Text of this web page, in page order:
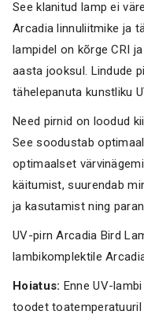
See klanitud lamp ei
Arcadia linnuliitmike ja
lampidel on kõrge CRI
aasta jooksul. Lindude
tähelepanuta kunstliku
Need pirnid on loodud
See soodustab
optimaalset
käitumist, suurendab
ja kasutamist ning
UV-pirn Arcadia Bird
lambikomplektile
Hoiatus: Enne UV-
toodet toatemperatuuril